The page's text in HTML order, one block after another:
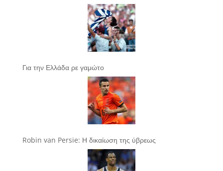
Για την Ελλάδα ρε γαμώτο
Robin van Persie: Η δικαίωση της ύβρεως